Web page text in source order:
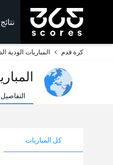
نتائج
كرة قدم المباريات الودية
التفاصيل
كل المباريات